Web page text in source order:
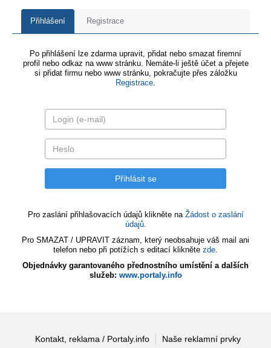
Přihlášení Registrace
Po přihlášení lze zdarma upravit, přidat nebo smazat firemní
profil nebo odkaz na www stránku. Nemáte-li ještě účet a přejete
si přidat firmu nebo www stránku, pokračujte přes záložku
Registrace.
Pro zaslání přihlašovacích údajů klikněte na Žádost o zaslání
údajů.
Pro SMAZAT / UPRAVIT záznam, který neobsahuje váš mail ani
telefon nebo při potížích s editací klikněte zde.
Objednávky garantovaného přednostního umístění a dalších
služeb: www.portaly.info
Kontakt, reklama / Portaly.info
Naše reklamní prvky